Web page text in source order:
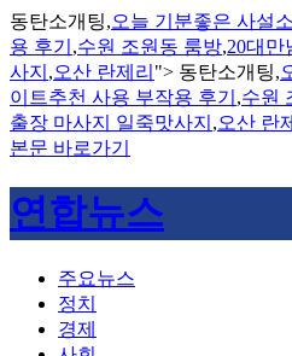
동탄소개팅,오늘 기분좋은 사설
용 후기 ,수원 조원동 룸방,20대만
사지 ,오산 란제리 "> 동탄소개팅,
이트추천 사용 부작용 후기 ,수원
출장 마사지 일죽맛사지 ,오산 란
본문 바로가기
연합뉴스
주요뉴스
정치
경제